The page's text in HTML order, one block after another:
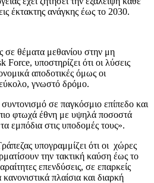
έκτακτης ανάγκης έως το 2030.
σε θέματα μεθανίου στην μη
υποστηρίζει ότι οι λύσεις
αποδοτικές όμως οι
γνωστό δρόμο.
σε παγκόσμιο επίπεδο και
φτωχά έθνη με υψηλά ποσοστά
εμπόδια στις υποδομές τους».
υπογραμμίζει ότι οι χώρες
την τακτική καύση έως το
επενδύσεις, σε επαρκείς
πλαίσια και διαρκή